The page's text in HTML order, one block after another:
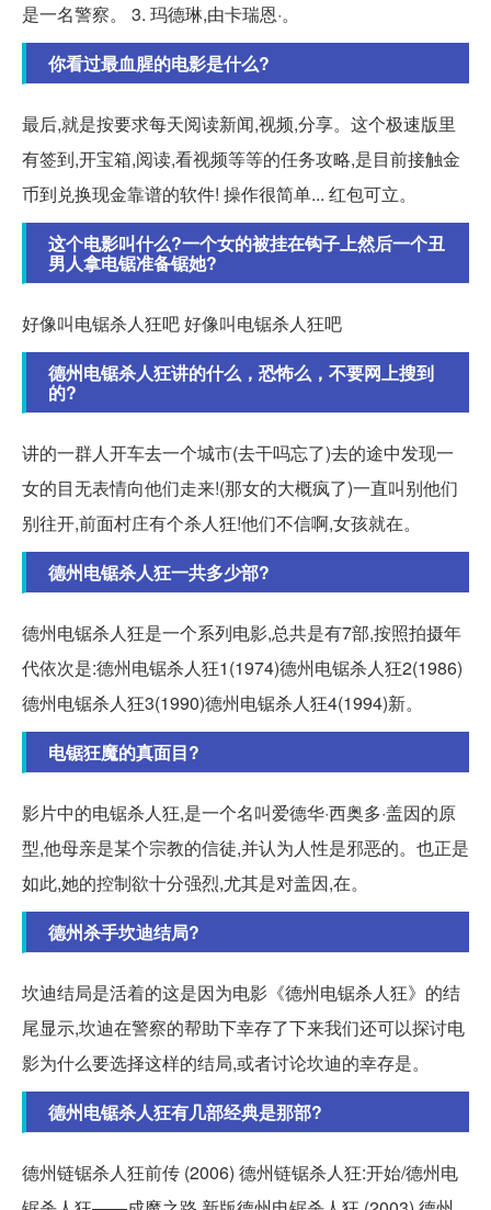
是一名警察。 3. 玛德琳,由卡瑞恩·。
你看过最血腥的电影是什么?
最后,就是按要求每天阅读新闻,视频,分享。这个极速版里
有签到,开宝箱,阅读,看视频等等的任务攻略,是目前接触金
币到兑换现金靠谱的软件! 操作很简单... 红包可立。
这个电影叫什么?一个女的被挂在钩子上然后一个丑
男人拿电锯准备锯她?
好像叫电锯杀人狂吧 好像叫电锯杀人狂吧
德州电锯杀人狂讲的什么，恐怖么，不要网上搜到
的?
讲的一群人开车去一个城市(去干吗忘了)去的途中发现一
女的目无表情向他们走来!(那女的大概疯了)一直叫别他们
别往开,前面村庄有个杀人狂!他们不信啊,女孩就在。
德州电锯杀人狂一共多少部?
德州电锯杀人狂是一个系列电影,总共是有7部,按照拍摄年
代依次是:德州电锯杀人狂1(1974)德州电锯杀人狂2(1986)
德州电锯杀人狂3(1990)德州电锯杀人狂4(1994)新。
电锯狂魔的真面目?
影片中的电锯杀人狂,是一个名叫爱德华·西奥多·盖因的原
型,他母亲是某个宗教的信徒,并认为人性是邪恶的。也正是
如此,她的控制欲十分强烈,尤其是对盖因,在。
德州杀手坎迪结局?
坎迪结局是活着的这是因为电影《德州电锯杀人狂》的结
尾显示,坎迪在警察的帮助下幸存了下来我们还可以探讨电
影为什么要选择这样的结局,或者讨论坎迪的幸存是。
德州电锯杀人狂有几部经典是那部?
德州链锯杀人狂前传 (2006) 德州链锯杀人狂:开始/德州电